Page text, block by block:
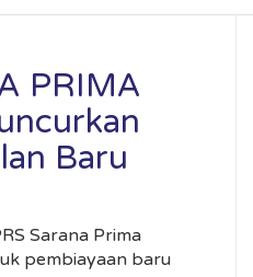
PRIMA
Baru
Sarana Prima
pembiayaan baru